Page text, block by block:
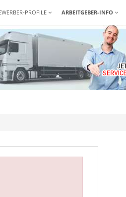
PROFILE ARBEITGEBER-INFO